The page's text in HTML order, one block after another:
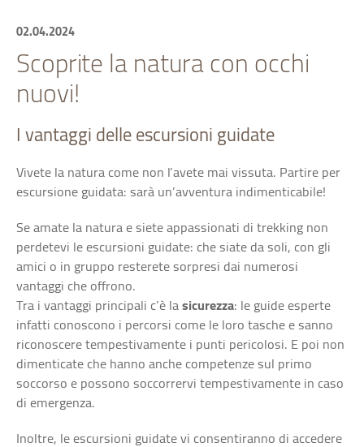
02.04.2024
Scoprite la natura con occhi
nuovi!
I vantaggi delle escursioni guidate
Vivete la natura come non l’avete mai vissuta. Partire per
escursione guidata: sarà un’avventura indimenticabile!
Se amate la natura e siete appassionati di trekking non
perdetevi le escursioni guidate: che siate da soli, con gli
amici o in gruppo resterete sorpresi dai numerosi
vantaggi che offrono.
Tra i vantaggi principali c’è lasicurezza: le guide esperte
infatti conoscono i percorsi come le loro tasche e sanno
riconoscere tempestivamente i punti pericolosi. E poi non
dimenticate che hanno anche competenze sul primo
soccorso e possono soccorrervi tempestivamente in caso
di emergenza.
Inoltre, le escursioni guidate vi consentiranno di accedere